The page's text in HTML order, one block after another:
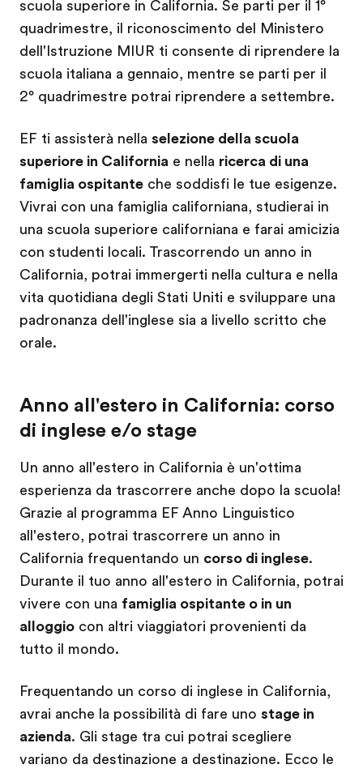
scuola superiore in California. Se parti per il 1°
quadrimestre, il riconoscimento del Ministero
dell'Istruzione MIUR ti consente di riprendere la
scuola italiana a gennaio, mentre se parti per il
2° quadrimestre potrai riprendere a settembre.
EF ti assisterà nella selezione della scuola
superiore in California e nella ricerca di una
famiglia ospitante che soddisfi le tue esigenze.
Vivrai con una famiglia californiana, studierai in
una scuola superiore californiana e farai amicizia
con studenti locali. Trascorrendo un anno in
California, potrai immergerti nella cultura e nella
vita quotidiana degli Stati Uniti e sviluppare una
padronanza dell'inglese sia a livello scritto che
orale.
Anno all'estero in California: corso
di inglese e/o stage
Un anno all'estero in California è un'ottima
esperienza da trascorrere anche dopo la scuola!
Grazie al programma EF Anno Linguistico
all'estero, potrai trascorrere un anno in
California frequentando un corso di inglese.
Durante il tuo anno all'estero in California, potrai
vivere con una famiglia ospitante o in un
alloggio con altri viaggiatori provenienti da
tutto il mondo.
Frequentando un corso di inglese in California,
avrai anche la possibilità di fare uno stage in
azienda. Gli stage tra cui potrai scegliere
variano da destinazione a destinazione. Ecco le